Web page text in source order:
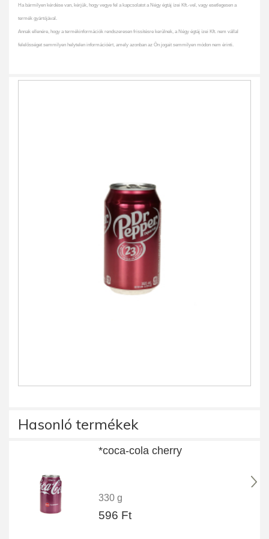
Ha bármilyen kérdése van, kérjük, hogy vegye fel a kapcsolatot a Négy égtáj ízei Kft.-vel, vagy esetlegesen a
termék gyártójával.
Annak ellenére, hogy a termékinformációk rendszeresen frissítésre kerülnek, a Négy égtáj ízei Kft. nem vállal
felelősséget semmilyen helytelen információért, amely azonban az Ön jogait semmilyen módon nem érinti.
Hasonló termékek
*coca-cola cherry
330 g
596 Ft